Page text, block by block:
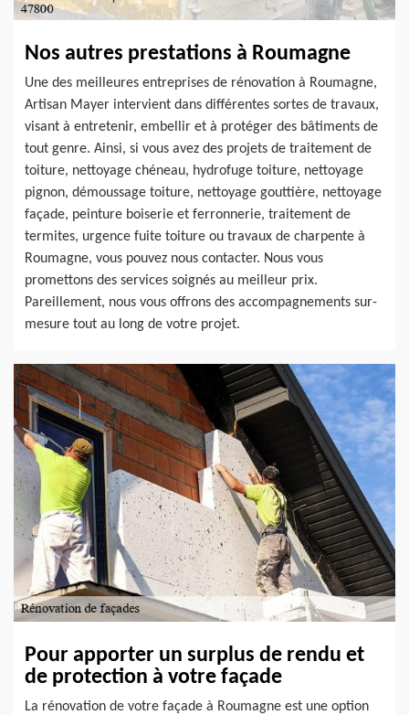
Nos autres prestations à Roumagne
Une des meilleures entreprises de rénovation à Roumagne,
Artisan Mayer intervient dans différentes sortes de travaux,
visant à entretenir, embellir et à protéger des bâtiments de
tout genre. Ainsi, si vous avez des projets de traitement de
toiture, nettoyage chéneau, hydrofuge toiture, nettoyage
pignon, démoussage toiture, nettoyage gouttière, nettoyage
façade, peinture boiserie et ferronnerie, traitement de
termites, urgence fuite toiture ou travaux de charpente à
Roumagne, vous pouvez nous contacter. Nous vous
promettons des services soignés au meilleur prix.
Pareillement, nous vous offrons des accompagnements sur-
mesure tout au long de votre projet.
Pour apporter un surplus de rendu et
de protection à votre façade
La rénovation de votre façade à Roumagne est une option